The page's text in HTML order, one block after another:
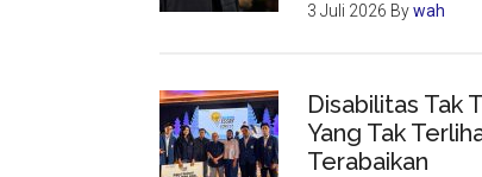
3 Juli 2026 Bywah
Disabilitas Tak
Yang Tak
Terabaikan